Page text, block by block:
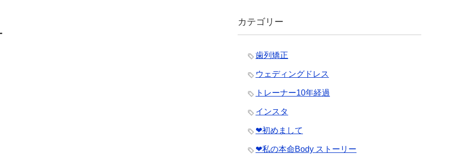
カテゴリー
歯列矯正
ウェディングドレス
トレーナー10年経過
インスタ
❤︎初めまして
❤︎私の本命Body ストーリー